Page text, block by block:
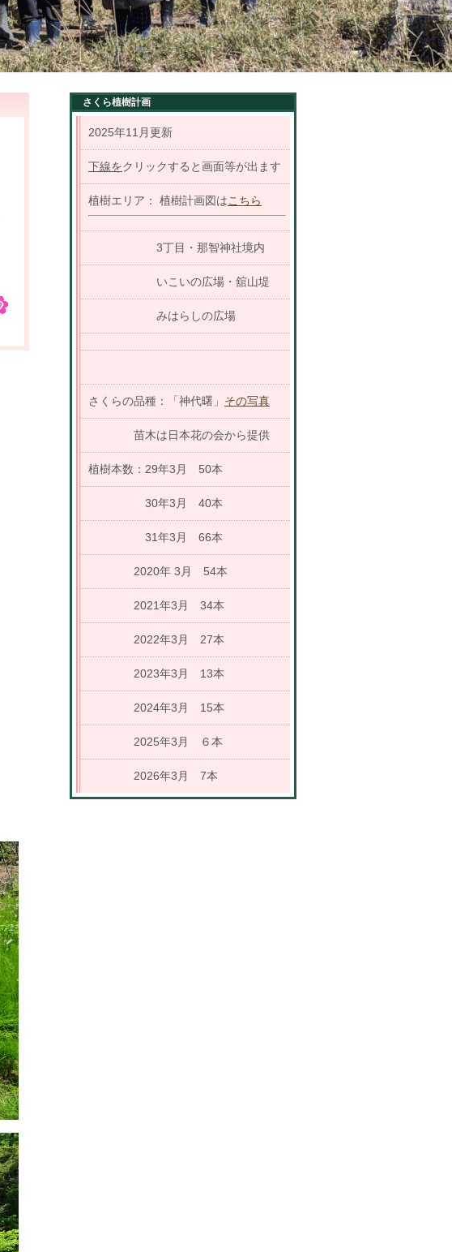
さくら植樹計画
2025年11月更新
下線をクリックすると画面等が出ます
植樹エリア： 植樹計画図はこちら
3丁目・那智神社境内
いこいの広場・舘山堤
みはらしの広場
さくらの品種：「神代曙」 その写真
苗木は日本花の会から提供
植樹本数：29年3月 50本
30年3月 40本
31年3月 66本
2020年 3月 54本
2021年3月 34本
2022年3月 27本
2023年3月 13本
2024年3月 15本
2025年3月 ６本
2026年3月 7本